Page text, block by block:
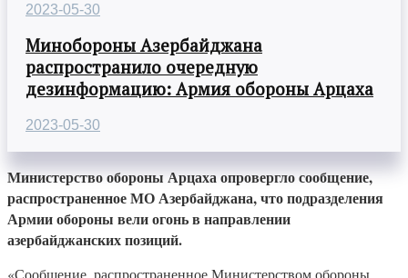
2023-05-30
Минобороны Азербайджана
распространило очередную
дезинформацию: Армия обороны Арцаха
2023-05-30
Министерство обороны Арцаха опровергло сообщение,
распространенное МО Азербайджана, что подразделения
Армии обороны вели огонь в направлении
азербайджанских позиций.
«Сообщение, распространенное Министерством обороны